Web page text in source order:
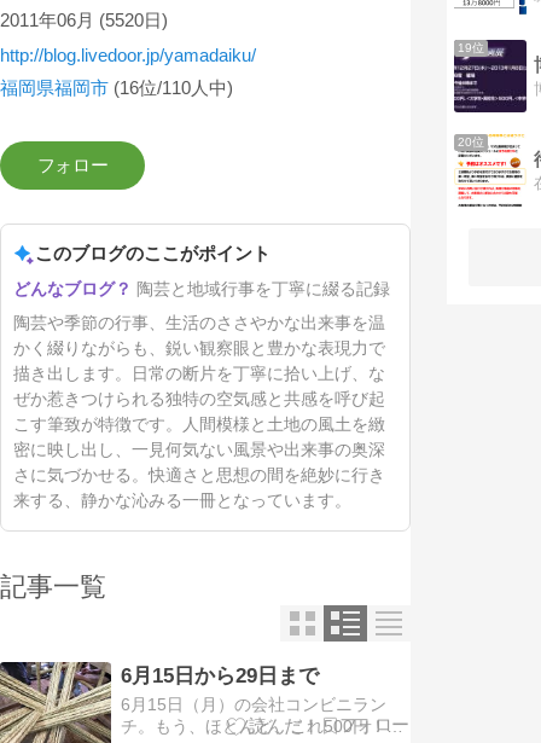
2011年06月 (5520日)
http://blog.livedoor.jp/yamadaiku/
福岡県福岡市 (16位/110人中)
このブログのここがポイント
陶芸と地域行事を丁寧に綴る記録
陶芸や季節の行事、生活のささやかな出来事を温
かく綴りながらも、鋭い観察眼と豊かな表現力で
描き出します。日常の断片を丁寧に拾い上げ、な
ぜか惹きつけられる独特の空気感と共感を呼び起
こす筆致が特徴です。人間模様と土地の風土を緻
密に映し出し、一見何気ない風景や出来事の奥深
さに気づかせる。快適さと思想の間を絶妙に行き
来する、静かな沁みる一冊となっています。
記事一覧
6月15日から29日まで
6月15日（月）の会社コンビニラン
チ。もう、ほとんど、これ500円！値
19位
20位